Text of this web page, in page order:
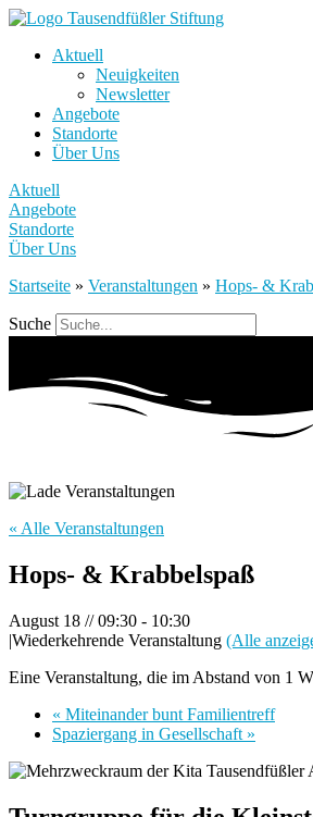
Aktuell
Neuigkeiten
Newsletter
Angebote
Standorte
Über Uns
Aktuell
Angebote
Standorte
Über Uns
Startseite » Veranstaltungen » Hops- &
Suche
« Alle Veranstaltungen
Hops- & Krabbelspaß
August 18 // 09:30 - 10:30
|Wiederkehrende Veranstaltung (Alle
Eine Veranstaltung, die im Abstand von 1
« Miteinander bunt Familientreff
Spaziergang in Gesellschaft »